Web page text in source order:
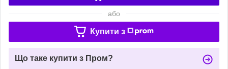
або
Купити з
Що таке купити з Пром?